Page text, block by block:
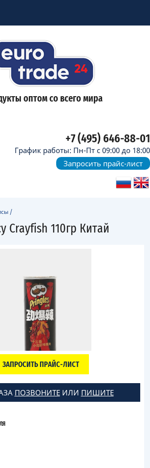
оптом со всего мира
+7 (495) 646-88-01
График работы: Пн-Пт с 09:00 до 18:00
Запросить прайс-лист
/
Crayfish 110гр Китай
ЗАПРОСИТЬ ПРАЙС-ЛИСТ
ПОЗВОНИТЕИЛИ ПИШИТЕ